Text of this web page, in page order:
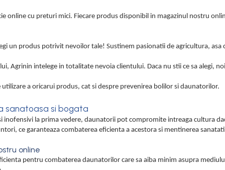
online cu preturi mici. Fiecare produs disponibil in magazinul nostru
un produs potrivit nevoilor tale! Sustinem pasionatii de agricultura,
Agrinin intelege in totalitate nevoia clientului. Daca nu stii ce sa alegi,
a oricarui produs, cat si despre prevenirea bolilor si daunatorilor.
sanatoasa si bogata
inofensivi la prima vedere, daunatorii pot compromite intreaga cultura
ce garanteaza combaterea eficienta a acestora si mentinerea
online
pentru combaterea daunatorilor care sa aiba minim asupra